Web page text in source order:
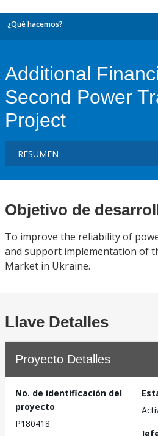
¿Qué hacemos?
Additional
Second Power
Project
Objetivo de
To improve the reliability of
and support implementation of
Market in Ukraine.
Llave Detalles
Proyecto Detalles
No. de identificación del
proyecto
P180418